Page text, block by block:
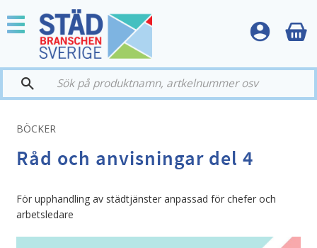
Meny
BÖCKER
Råd och anvisningar del 4
För upphandling av städtjänster anpassad för chefer och
arbetsledare